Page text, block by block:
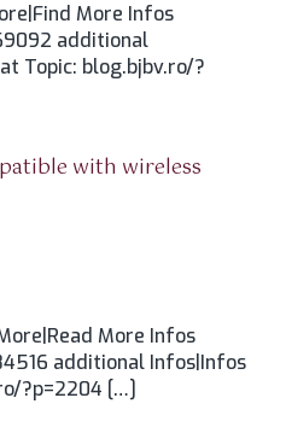
More Infos
additional
Topic: blog.bjbv.ro/?
with wireless
More Infos
additional Infos|Infos
?p=2204 […]